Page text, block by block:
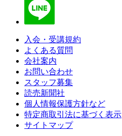
入会・受講規約
よくある質問
会社案内
お問い合わせ
スタッフ募集
読売新聞社
個人情報保護方針など
特定商取引法に基づく表示
サイトマップ